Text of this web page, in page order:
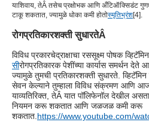
याशिवाय, तेÂ तसेच प्रक्षोभक आणि अँटिऑक्सिडंट
टाकू शकतात, ज्यामुळे धोका कमी होतोस्मृतिभ्रंश[4].
रोगप्रतिकारशक्ती सुधारतेÂ
विविध प्रकारचेद्राक्षाचा रससूक्ष्म पोषक
सीरोगप्रतिकारक पेशींच्या कार्यास समर्थन
ज्यामुळे तुमची प्रतिकारशक्ती सुधारते.
सेवन केल्याने तुम्हाला विविध संक्रमण आणि
याव्यतिरिक्त, तेÂ यात पॉलिफेनॉल देखील
नियमन करू शकतात आणि जळजळ कमी करू
शकतात.https://www.youtube.com/